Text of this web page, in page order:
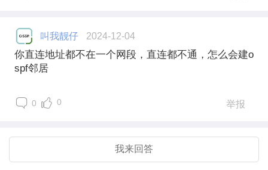
叫我靓仔 2024-12-04
你直连地址都不在一个网段，直连都不通，怎么会建o
spf邻居
0 0 举报
我来回答